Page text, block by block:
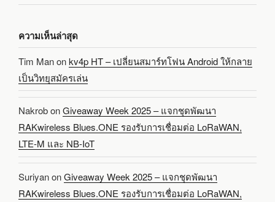
ความเห็นล่าสุด
Tim Manonkv4p HT – เปลี่ยนสมาร์ทโฟน Android ให้กลาย
เป็นวิทยุสมัครเล่น
NakrobonGiveaway Week 2025 – แจกชุดพัฒนา
RAKwireless Blues.ONE รองรับการเชื่อมต่อ LoRaWAN,
LTE-M และ NB-IoT
SuriyanonGiveaway Week 2025 – แจกชุดพัฒนา
RAKwireless Blues.ONE รองรับการเชื่อมต่อ LoRaWAN,